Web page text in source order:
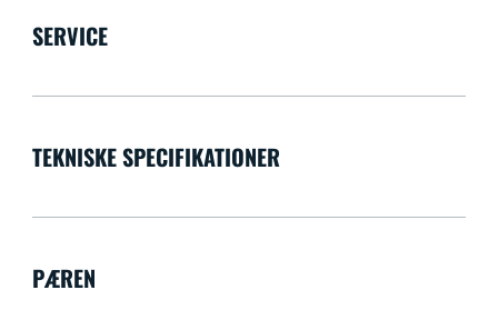
SERVICE
TEKNISKE SPECIFIKATIONER
PÆREN